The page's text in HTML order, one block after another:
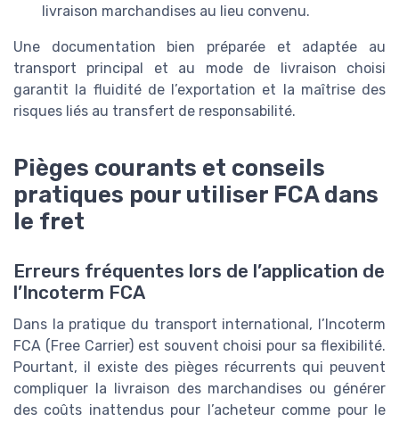
livraison marchandises au lieu convenu.
Une documentation bien préparée et adaptée au
transport principal et au mode de livraison choisi
garantit la fluidité de l’exportation et la maîtrise des
risques liés au transfert de responsabilité.
Pièges courants et conseils
pratiques pour utiliser FCA dans
le fret
Erreurs fréquentes lors de l’application de
l’Incoterm FCA
Dans la pratique du transport international, l’Incoterm
FCA (Free Carrier) est souvent choisi pour sa flexibilité.
Pourtant, il existe des pièges récurrents qui peuvent
compliquer la livraison des marchandises ou générer
des coûts inattendus pour l’acheteur comme pour le